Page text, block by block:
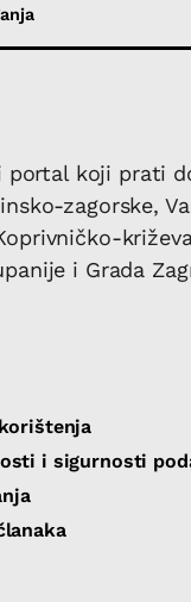
portal koji prati
zagorske,
i Grada
i sigurnosti